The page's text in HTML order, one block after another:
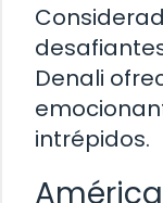
Denali
intrépidos.